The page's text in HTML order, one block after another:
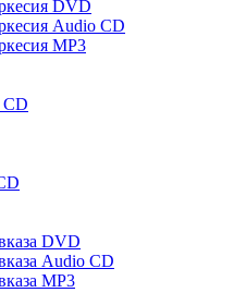
DVD
Audio CD
MP3
CD
DVD
Audio CD
MP3